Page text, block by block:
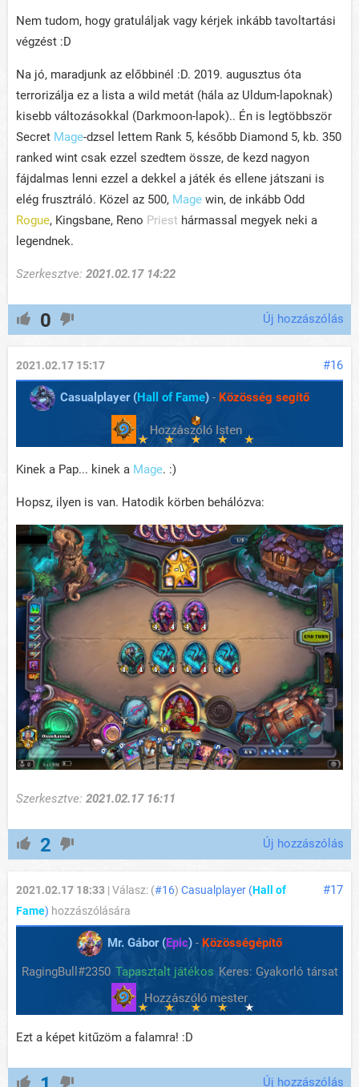
Nem tudom, hogy gratuláljak vagy kérjek inkább tavoltartási
végzést :D
Na jó, maradjunk az előbbinél :D. 2019. augusztus óta
terrorizálja ez a lista a wild metát (hála az Uldum-lapoknak)
kisebb változásokkal (Darkmoon-lapok).. Én is legtöbbször
Secret Mage-dzsel lettem Rank 5, később Diamond 5, kb. 350
ranked wint csak ezzel szedtem össze, de kezd nagyon
fájdalmas lenni ezzel a dekkel a játék és ellene játszani is
elég frusztráló. Közel az 500, Mage win, de inkább Odd
Rogue, Kingsbane, Reno Priest hármassal megyek neki a
legendnek.
Szerkesztve: 2021.02.17 14:22
0 Új hozzászólás
#16
2021.02.17 15:17
Casualplayer (Hall of Fame) - Közösség segítő
Kinek a Pap... kinek a Mage. :)
Hopsz, ilyen is van. Hatodik körben behálózva:
Szerkesztve: 2021.02.17 16:11
2 Új hozzászólás
#17
2021.02.17 18:33 | Válasz: (#16) Casualplayer (Hall of
Fame) hozzászólására
Mr. Gábor (Epic) - Közösségépítő
RagingBull#2350 Tapasztalt játékos Keres: Gyakorló társat
Ezt a képet kitűzöm a falamra! :D
Új hozzászólás